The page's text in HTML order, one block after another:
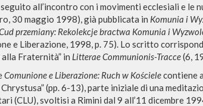
all’incontro con i movimenti ecclesiali e le
30 maggio 1998), già pubblicata in Komunia i
przemiany: Rekolekcje bractwa Komunia i
e Liberazione, 1998, p. 75). Lo scritto
Fraternità” in Litterae Communionis-Tracce(6,
Comunione e Liberazione: Ruch w Kościelecontiene
Chrystusa” (pp. 6-13), parte iniziale di una
(CLU), svoltisi a Rimini dal 9 all’11 dicembre
Ver detalles por tipo
IDIOMA AUTOR AÑO